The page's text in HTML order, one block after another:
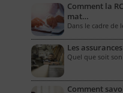
Comment la
mat…
Dans le cadre de
Les
Quel que soit
Comment